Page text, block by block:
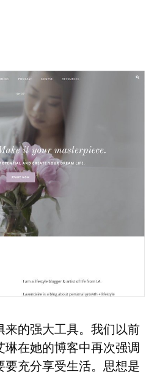
来的强大工具。我们以前
琳在她的博客中再次强调
要充分享受生活。思想是